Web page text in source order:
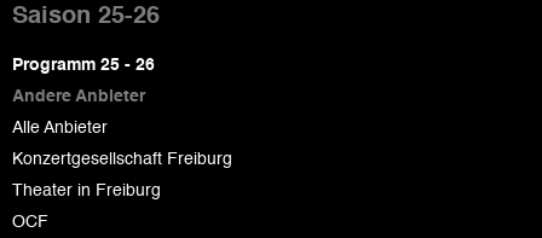
de
page
Saison 25-26
Programm 25 - 26
Andere Anbieter
Alle Anbieter
Konzertgesellschaft Freiburg
Theater in Freiburg
OCF